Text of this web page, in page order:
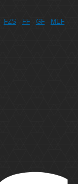
FZS FF GF
MEF